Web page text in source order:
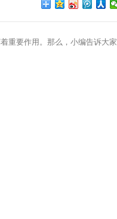
重要作用。那么，小编告诉大家